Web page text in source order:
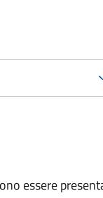
essere